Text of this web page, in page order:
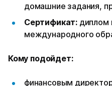
домашние задания,
Сертификат: диплом
международного
Кому подойдет:
финансовым